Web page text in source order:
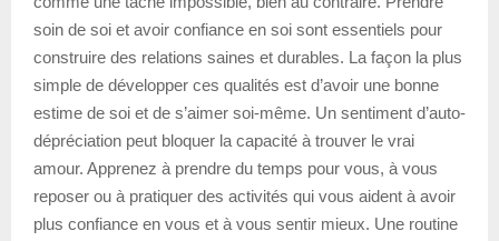
soin de soi et avoir confiance en soi sont essentiels pour
construire des relations saines et durables. La façon la plus
simple de développer ces qualités est d’avoir une bonne
estime de soi et de s’aimer soi-même. Un sentiment d’auto-
dépréciation peut bloquer la capacité à trouver le vrai
amour. Apprenez à prendre du temps pour vous, à vous
reposer ou à pratiquer des activités qui vous aident à avoir
plus confiance en vous et à vous sentir mieux. Une routine